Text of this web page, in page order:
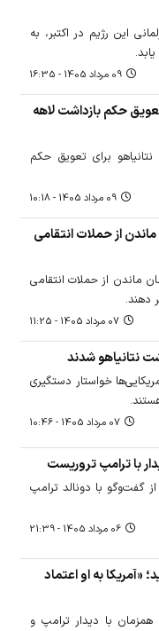
این رژیم در اکتبر، به
09 مرداد 1405 - 16:35
حکم بازداشت لاهه
نتانیاهو برای تعویق حکم
09 مرداد 1405 - 10:18
از حملات انتقامی
ماندن از حملات انتقامی
دهند.
07 مرداد 1405 - 11:25
نتانیاهو شدند
خواستار دستگیری
07 مرداد 1405 - 10:46
با ترامپ تروریست
گفت‌وگو با دونالد ترامپ
06 مرداد 1405 - 21:39
«آمریکا به او اعتماد
با دیدار ترامپ و